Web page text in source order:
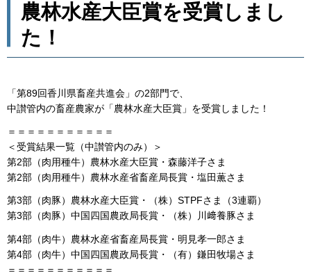
農林水産大臣賞を受賞しまし
た！
「第89回香川県畜産共進会」の2部門で、
中讃管内の畜産農家が「農林水産大臣賞」を受賞しました！
＝＝＝＝＝＝＝＝＝＝＝
＜受賞結果一覧（中讃管内のみ）＞
第2部（肉用種牛）農林水産大臣賞・森藤洋子さま
第2部（肉用種牛）農林水産省畜産局長賞・塩田薫さま
第3部（肉豚）農林水産大臣賞・（株）STPFさま（3連覇）
第3部（肉豚）中国四国農政局長賞・（株）川﨑養豚さま
第4部（肉牛）農林水産省畜産局長賞・明見孝一郎さま
第4部（肉牛）中国四国農政局長賞・（有）鎌田牧場さま
＝＝＝＝＝＝＝＝＝＝＝